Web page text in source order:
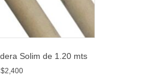
Solim de 1.20 mts
$2,400